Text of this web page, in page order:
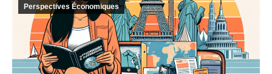
Perspectives Économiques